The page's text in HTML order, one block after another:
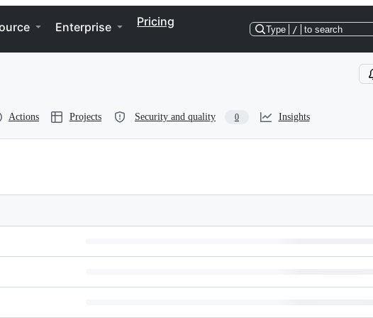
Enterprise Pricing
Type / to search
Actions Projects Security and quality 0 Insights